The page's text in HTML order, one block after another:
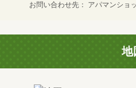
お問い合わせ先 アパマンショ
地